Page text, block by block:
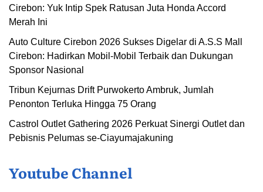
Cirebon: Yuk Intip Spek Ratusan Juta Honda Accord
Merah Ini
Auto Culture Cirebon 2026 Sukses Digelar di A.S.S Mall
Cirebon: Hadirkan Mobil-Mobil Terbaik dan Dukungan
Sponsor Nasional
Tribun Kejurnas Drift Purwokerto Ambruk, Jumlah
Penonton Terluka Hingga 75 Orang
Castrol Outlet Gathering 2026 Perkuat Sinergi Outlet dan
Pebisnis Pelumas se-Ciayumajakuning
Youtube Channel